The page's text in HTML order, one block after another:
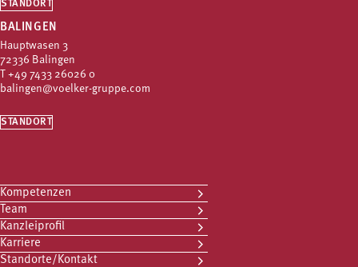
STANDORT
BALINGEN
Hauptwasen 3
72336 Balingen
T +49 7433 26026 0
balingen@voelker-gruppe.com
STANDORT
Kompetenzen
Team
Kanzleiprofil
Karriere
Standorte/Kontakt